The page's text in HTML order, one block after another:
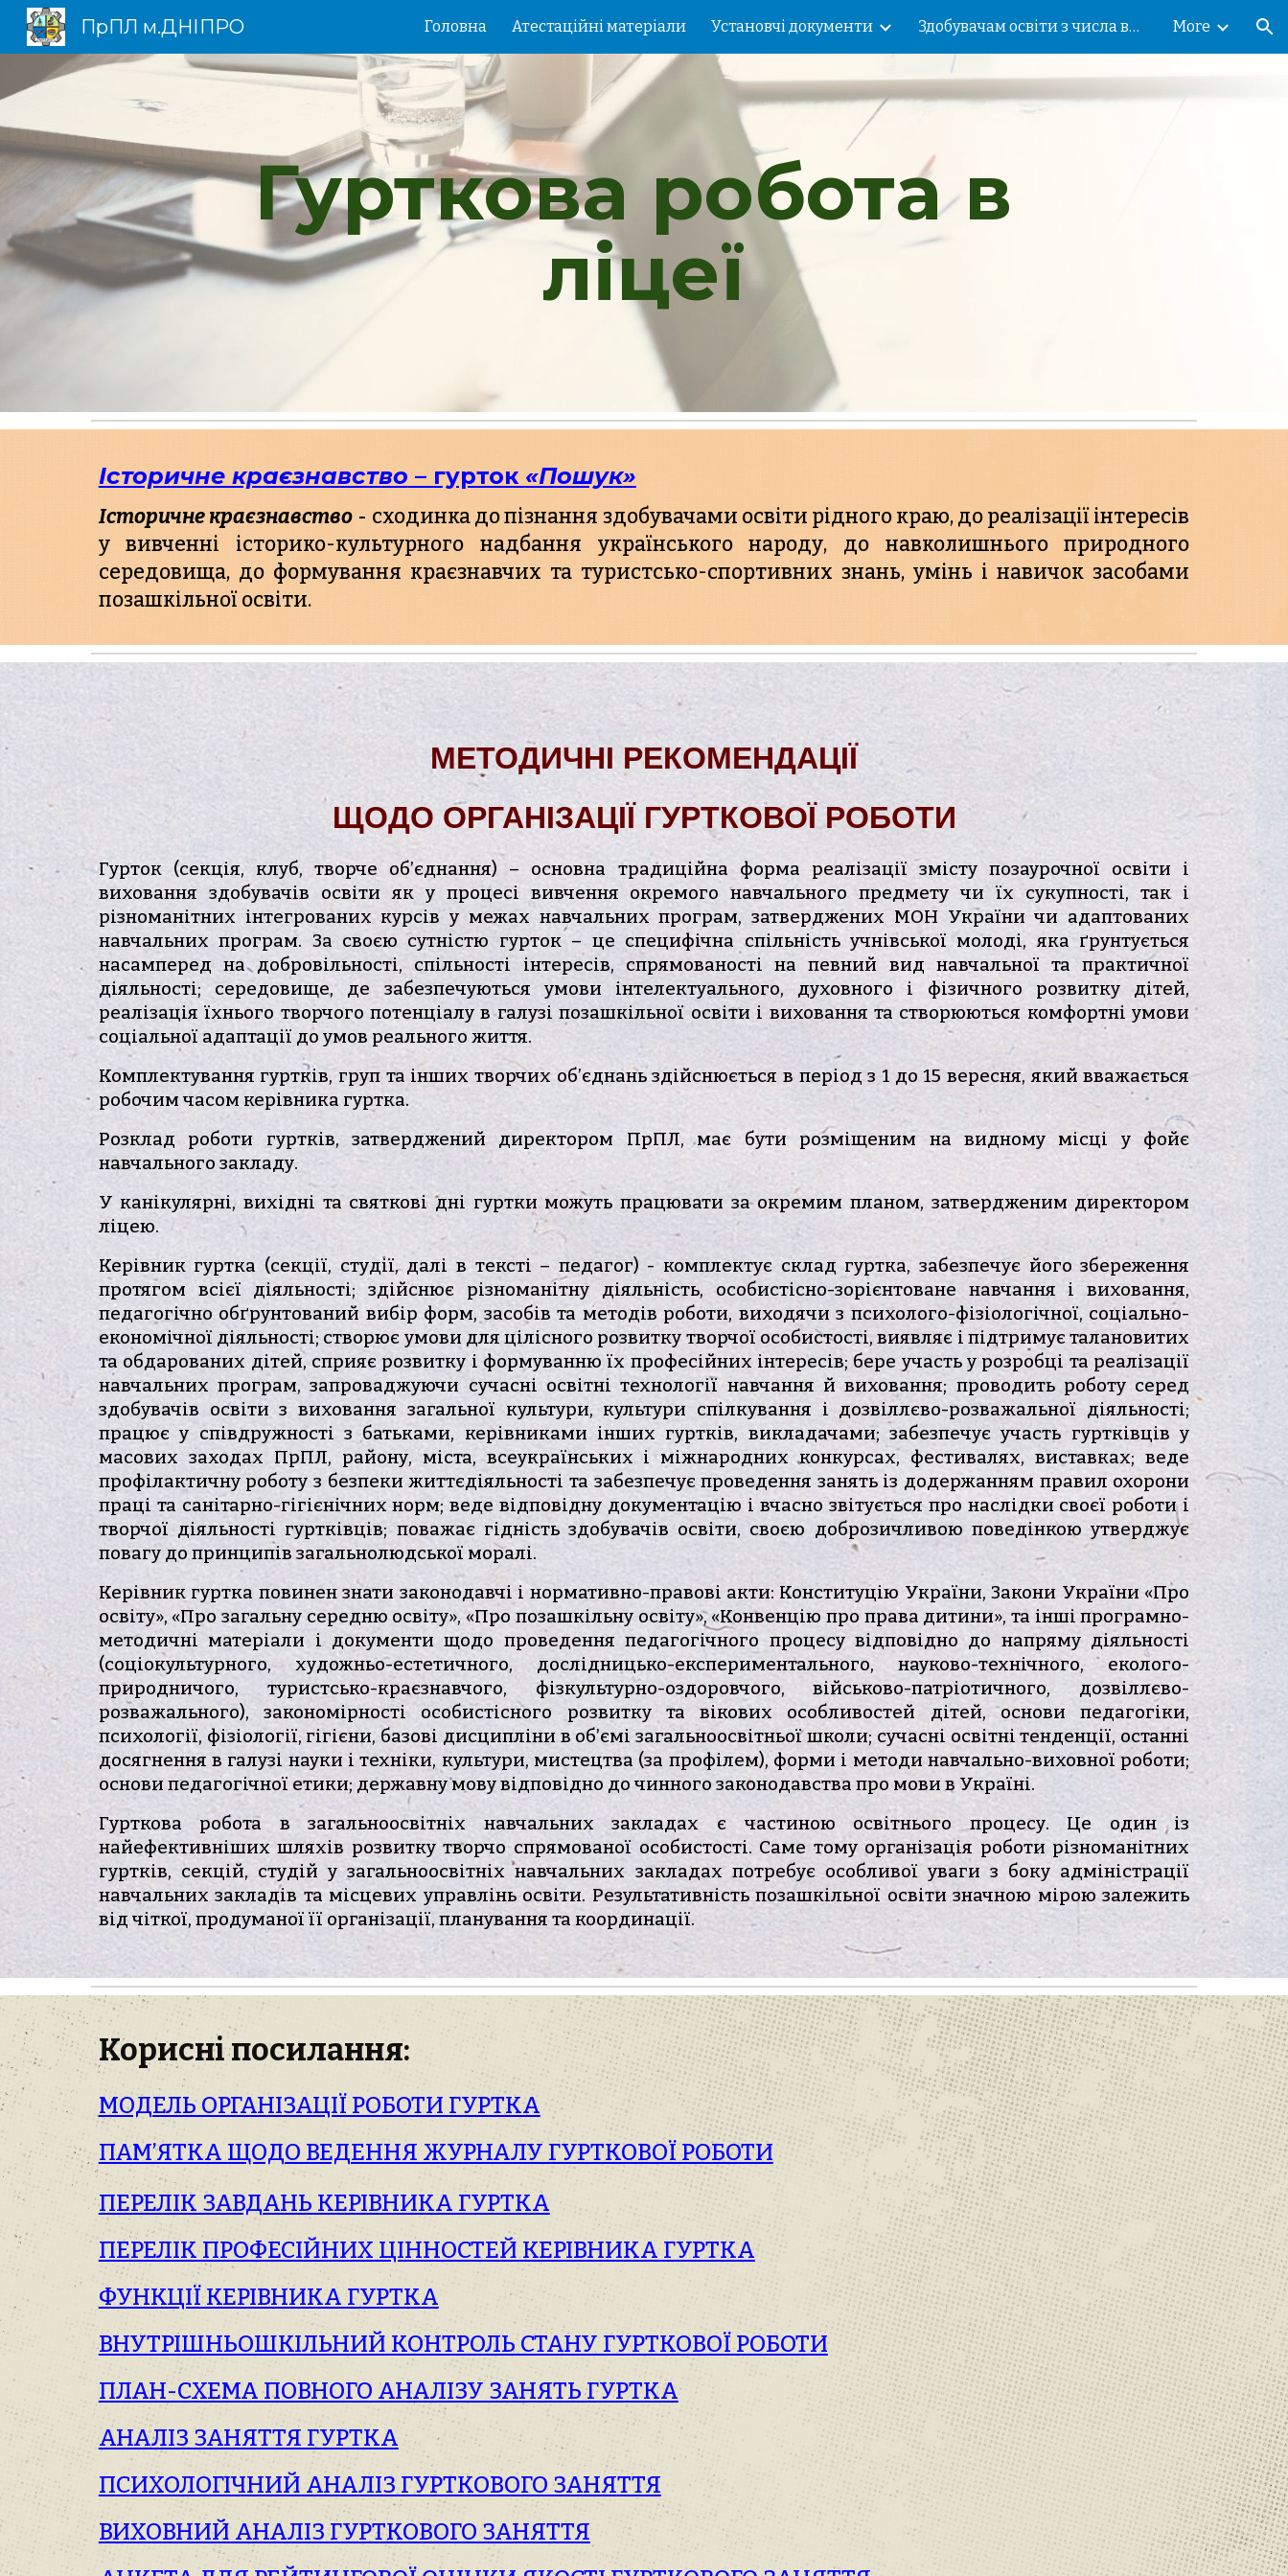
Skip to main content Skip to navigation
ПрПЛ м.ДНІПРО Головна Атестаційні матеріали Установчі документи Здобувачам освіти з числа внутрішньо переміщених осіб! More
Гурткова робота в
ліцеї
Історичне краєзнавство – гурток «Пошук»
Історичне краєзнавство- сходинка до пізнання здобувачами освіти рідного краю, до реалізації інтересів
у вивченні історико-культурного надбання українського народу, до навколишнього природного
середовища, до формування краєзнавчих та туристсько-спортивних знань, умінь і навичок засобами
позашкільної освіти.
МЕТОДИЧНІ РЕКОМЕНДАЦІЇ
ЩОДО ОРГАНІЗАЦІЇ ГУРТКОВОЇ РОБОТИ
Гурток (секція, клуб, творче об’єднання) – основна традиційна форма реалізації змісту позаурочної освіти і
виховання здобувачів освіти як у процесі вивчення окремого навчального предмету чи їх сукупності, так і
різноманітних інтегрованих курсів у межах навчальних програм, затверджених МОН України чи адаптованих
навчальних програм. За своєю сутністю гурток – це специфічна спільність учнівської молоді, яка ґрунтується
насамперед на добровільності, спільності інтересів, спрямованості на певний вид навчальної та практичної
діяльності; середовище, де забезпечуються умови інтелектуального, духовного і фізичного розвитку дітей,
реалізація їхнього творчого потенціалу в галузі позашкільної освіти і виховання та створюються комфортні умови
соціальної адаптації до умов реального життя.
Комплектування гуртків, груп та інших творчих об’єднань здійснюється в період з 1 до 15 вересня, який вважається
робочим часом керівника гуртка.
Розклад роботи гуртків, затверджений директором ПрПЛ, має бути розміщеним на видному місці у фойє
навчального закладу.
У канікулярні, вихідні та святкові дні гуртки можуть працювати за окремим планом, затвердженим директором
ліцею.
Керівник гуртка (секції, студії, далі в тексті – педагог) - комплектує склад гуртка, забезпечує його збереження
протягом всієї діяльності; здійснює різноманітну діяльність, особистісно-зорієнтоване навчання і виховання,
педагогічно обґрунтований вибір форм, засобів та методів роботи, виходячи з психолого-фізіологічної, соціально-
економічної діяльності; створює умови для цілісного розвитку творчої особистості, виявляє і підтримує талановитих
та обдарованих дітей, сприяє розвитку і формуванню їх професійних інтересів; бере участь у розробці та реалізації
навчальних програм, запроваджуючи сучасні освітні технології навчання й виховання; проводить роботу серед
здобувачів освіти з виховання загальної культури, культури спілкування і дозвіллєво-розважальної діяльності;
працює у співдружності з батьками, керівниками інших гуртків, викладачами; забезпечує участь гуртківців у
масових заходах ПрПЛ, району, міста, всеукраїнських і міжнародних конкурсах, фестивалях, виставках; веде
профілактичну роботу з безпеки життєдіяльності та забезпечує проведення занять із додержанням правил охорони
праці та санітарно-гігієнічних норм; веде відповідну документацію і вчасно звітується про наслідки своєї роботи і
творчої діяльності гуртківців; поважає гідність здобувачів освіти, своєю доброзичливою поведінкою утверджує
повагу до принципів загальнолюдської моралі.
Керівник гуртка повинен знати законодавчі і нормативно-правові акти: Конституцію України, Закони України «Про
освіту», «Про загальну середню освіту», «Про позашкільну освіту», «Конвенцію про права дитини», та інші програмно-
методичні матеріали і документи щодо проведення педагогічного процесу відповідно до напряму діяльності
(соціокультурного, художньо-естетичного, дослідницько-експериментального, науково-технічного, еколого-
природничого, туристсько-краєзнавчого, фізкультурно-оздоровчого, військово-патріотичного, дозвіллєво-
розважального), закономірності особистісного розвитку та вікових особливостей дітей, основи педагогіки,
психології, фізіології, гігієни, базові дисципліни в об’ємі загальноосвітньої школи; сучасні освітні тенденції, останні
досягнення в галузі науки і техніки, культури, мистецтва (за профілем), форми і методи навчально-виховної роботи;
основи педагогічної етики; державну мову відповідно до чинного законодавства про мови в Україні.
Гурткова робота в загальноосвітніх навчальних закладах є частиною освітнього процесу. Це один із
найефективніших шляхів розвитку творчо спрямованої особистості. Саме тому організація роботи різноманітних
гуртків, секцій, студій у загальноосвітніх навчальних закладах потребує особливої уваги з боку адміністрації
навчальних закладів та місцевих управлінь освіти. Результативність позашкільної освіти значною мірою залежить
від чіткої, продуманої її організації, планування та координації.
Корисні посилання:
МОДЕЛЬ ОРГАНІЗАЦІЇ РОБОТИ ГУРТКА
ПАМ’ЯТКА ЩОДО ВЕДЕННЯ ЖУРНАЛУ ГУРТКОВОЇ РОБОТИ
ПЕРЕЛІК ЗАВДАНЬ КЕРІВНИКА ГУРТКА
ПЕРЕЛІК ПРОФЕСІЙНИХ ЦІННОСТЕЙ КЕРІВНИКА ГУРТКА
ФУНКЦІЇ КЕРІВНИКА ГУРТКА
ВНУТРІШНЬОШКІЛЬНИЙ КОНТРОЛЬ СТАНУ ГУРТКОВОЇ РОБОТИ
ПЛАН-СХЕМА ПОВНОГО АНАЛІЗУ ЗАНЯТЬ ГУРТКА
АНАЛІЗ ЗАНЯТТЯ ГУРТКА
ПСИХОЛОГІЧНИЙ АНАЛІЗ ГУРТКОВОГО ЗАНЯТТЯ
ВИХОВНИЙ АНАЛІЗ ГУРТКОВОГО ЗАНЯТТЯ